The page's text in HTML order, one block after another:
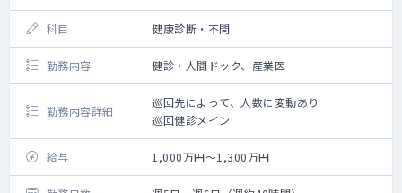
る。また，そのための適切なコンテンツを作
たサイエンティフィックインサイトは戦略や
アクションプランの策定のために関連部門と
・担当疾患領域で企画，実施するアドバイザ
リボード組織化をサポートし，サイエンティ
・ターゲットEE に対し定期的なコンタクト/
科目 健康診断・不問
勤務内容 健診・人間ドック、産業医
勤務内容詳細
巡回先によって、人数に変動あり
巡回健診メイン
給与 1,000万円～1,300万円